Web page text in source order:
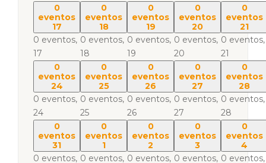
0
eventos
17
0 eventos,
17
0
eventos
18
0 eventos,
18
0
eventos
19
0 eventos,
19
0
eventos
20
0 eventos,
20
0
eventos
21
0 eventos,
21
0
eventos
24
0 eventos,
24
0
eventos
25
0 eventos,
25
0
eventos
26
0 eventos,
26
0
eventos
27
0 eventos,
27
0
eventos
28
0 eventos,
28
0
eventos
31
0 eventos,
0
eventos
1
0 eventos,
0
eventos
2
0 eventos,
0
eventos
3
0 eventos,
0
eventos
4
0 eventos,